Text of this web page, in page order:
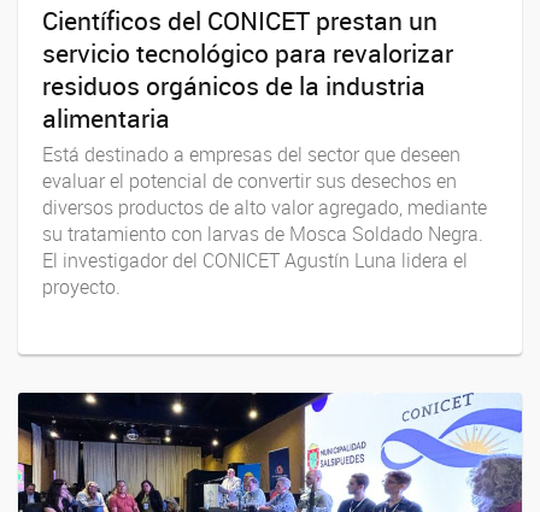
Científicos del CONICET prestan un
servicio tecnológico para revalorizar
residuos orgánicos de la industria
alimentaria
Está destinado a empresas del sector que deseen
evaluar el potencial de convertir sus desechos en
diversos productos de alto valor agregado, mediante
su tratamiento con larvas de Mosca Soldado Negra.
El investigador del CONICET Agustín Luna lidera el
proyecto.